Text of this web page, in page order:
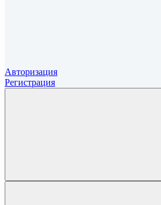
Авторизация
Регистрация